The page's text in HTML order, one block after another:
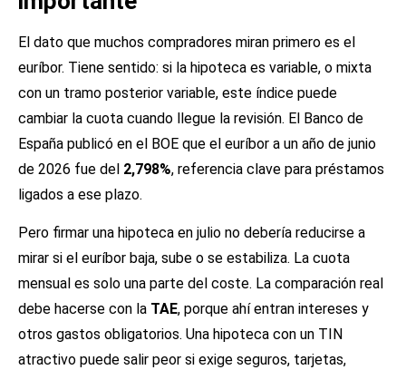
El dato que muchos compradores miran primero es el
euríbor. Tiene sentido: si la hipoteca es variable, o mixta
con un tramo posterior variable, este índice puede
cambiar la cuota cuando llegue la revisión. El Banco de
España publicó en el BOE que el euríbor a un año de junio
de 2026 fue del 2,798%, referencia clave para préstamos
ligados a ese plazo.
Pero firmar una hipoteca en julio no debería reducirse a
mirar si el euríbor baja, sube o se estabiliza. La cuota
mensual es solo una parte del coste. La comparación real
debe hacerse con la TAE, porque ahí entran intereses y
otros gastos obligatorios. Una hipoteca con un TIN
atractivo puede salir peor si exige seguros, tarjetas,